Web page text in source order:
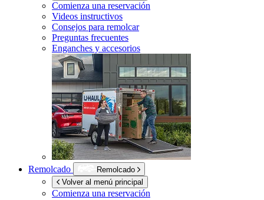
Comienza una reservación
Videos instructivos
Consejos para remolcar
Preguntas frecuentes
Enganches y accesorios
Remolcado
Remolcado
Volver al menú principal
Comienza una reservación